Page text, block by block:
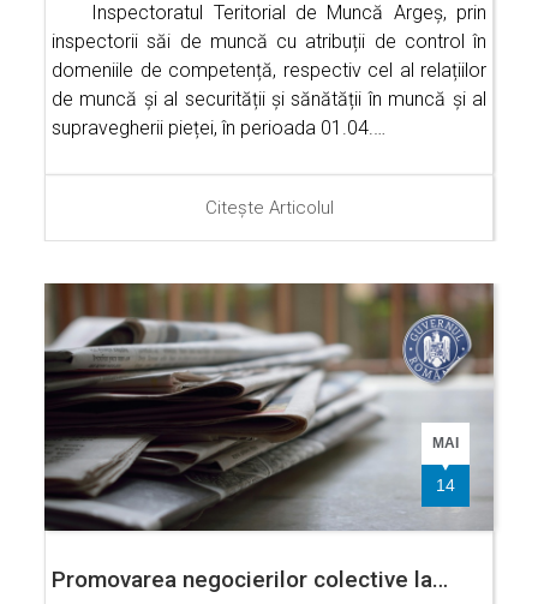
Inspectoratul Teritorial de Muncă Argeș, prin
inspectorii săi de muncă cu atribuții de control în
domeniile de competență, respectiv cel al relațiilor
de muncă și al securității și sănătății în muncă și al
supravegherii pieței, în perioada 01.04.…
Citește Articolul
MAI
14
Promovarea negocierilor colective la…